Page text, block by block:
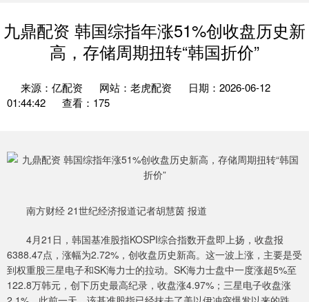
九鼎配资 韩国综指年涨51%创收盘历史新
高，存储周期扭转“韩国折价”
来源：亿配资 网站：老虎配资
日期：2026-06-12
01:44:42
查看：175
南方财经 21世纪经济报道记者胡慧茵 报道
4月21日，韩国基准股指KOSPI综合指数开盘即上扬，收盘报
6388.47点，涨幅为2.72%，创收盘历史新高。这一波上涨，主要是受
到权重股三星电子和SK海力士的拉动。SK海力士盘中一度涨超5%至
122.8万韩元，创下历史最高纪录，收盘涨4.97%；三星电子收盘涨